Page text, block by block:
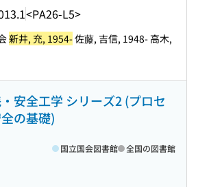
<PA26-L5>
新井, 充, 1954-佐藤, 吉信, 1948- 高木,
安全工学 シリーズ2 (プロセ
の基礎)
国立国会図書館 全国の図書館